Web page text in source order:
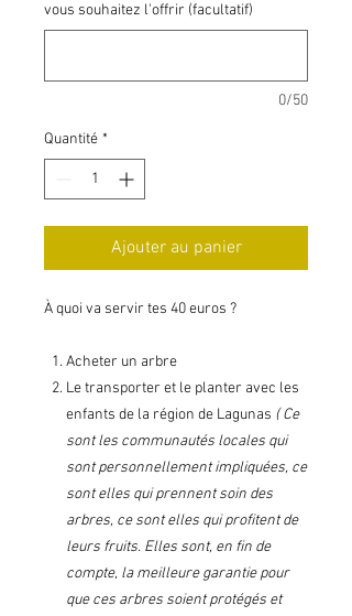
vous souhaitez l'offrir (facultatif)
0/50
Quantité *
Ajouter au panier
À quoi va servir tes 40 euros ?
Acheter un arbre
Le transporter et le planter avec les
enfants de la région de Lagunas ( Ce
sont les communautés locales qui
sont personnellement impliquées, ce
sont elles qui prennent soin des
arbres, ce sont elles qui profitent de
leurs fruits. Elles sont, en fin de
compte, la meilleure garantie pour
que ces arbres soient protégés et